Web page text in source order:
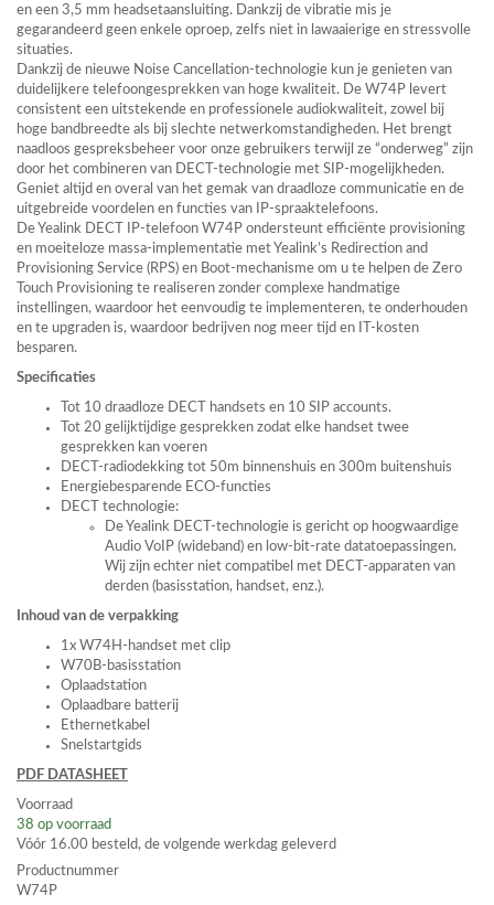
en een 3,5 mm headsetaansluiting. Dankzij de vibratie mis je
gegarandeerd geen enkele oproep, zelfs niet in lawaaierige en stressvolle
situaties.
Dankzij de nieuwe Noise Cancellation-technologie kun je genieten van
duidelijkere telefoongesprekken van hoge kwaliteit. De W74P levert
consistent een uitstekende en professionele audiokwaliteit, zowel bij
hoge bandbreedte als bij slechte netwerkomstandigheden. Het brengt
naadloos gespreksbeheer voor onze gebruikers terwijl ze “onderweg” zijn
door het combineren van DECT -technologie met SIP-mogelijkheden.
Geniet altijd en overal van het gemak van draadloze communicatie en de
uitgebreide voordelen en functies van IP-spraaktelefoons.
De Yealink DECT
IP-telefoon W74P ondersteunt efficiënte provisioning
en moeiteloze massa-implementatie met Yealink’s Redirection and
Provisioning Service (RPS) en Boot-mechanisme om u te helpen de Zero
Touch Provisioning te realiseren zonder complexe handmatige
instellingen, waardoor het eenvoudig te implementeren, te onderhouden
en te upgraden is, waardoor bedrijven nog meer tijd en IT-kosten
besparen.
Specificaties
Tot 10 draadloze DECT handsets en 10 SIP accounts.
Tot 20 gelijktijdige gesprekken zodat elke handset twee
gesprekken kan voeren
DECT -radiodekking tot 50m binnenshuis en 300m buitenshuis
Energiebesparende ECO-functies
DECT
technologie:
De Yealink DECT -technologie is gericht op hoogwaardige
Audio VoIP (wideband) en low-bit-rate datatoepassingen.
Wij zijn echter niet compatibel met DECT -apparaten van
derden (basisstation, handset, enz.).
Inhoud van de verpakking
1x W74H-handset met clip
W70B-basisstation
Oplaadstation
Oplaadbare batterij
Ethernetkabel
Snelstartgids
PDF DATASHEET
Voorraad
38 op voorraad
Vóór 16.00 besteld, de volgende werkdag geleverd
Productnummer
W74P